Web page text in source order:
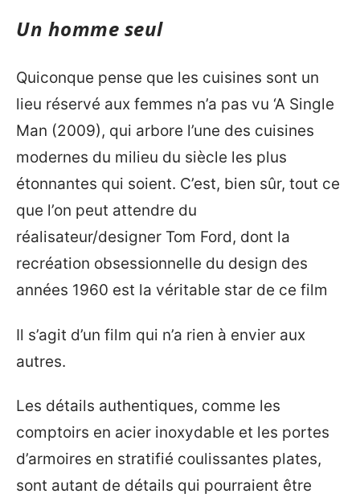
Un homme seul
Quiconque pense que les cuisines sont un
lieu réservé aux femmes n’a pas vu ‘A Single
Man (2009), qui arbore l’une des cuisines
modernes du milieu du siècle les plus
étonnantes qui soient. C’est, bien sûr, tout ce
que l’on peut attendre du
réalisateur/designer Tom Ford, dont la
recréation obsessionnelle du design des
années 1960 est la véritable star de ce film
Il s’agit d’un film qui n’a rien à envier aux
autres.
Les détails authentiques, comme les
comptoirs en acier inoxydable et les portes
d’armoires en stratifié coulissantes plates,
sont autant de détails qui pourraient être